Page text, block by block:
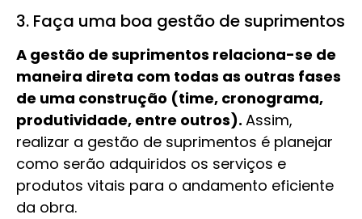
3. Faça uma boa gestão de suprimentos
A gestão de suprimentos relaciona-se de
maneira direta com todas as outras fases
de uma construção (time, cronograma,
produtividade, entre outros). Assim,
realizar a gestão de suprimentos é planejar
como serão adquiridos os serviços e
produtos vitais para o andamento eficiente
da obra.